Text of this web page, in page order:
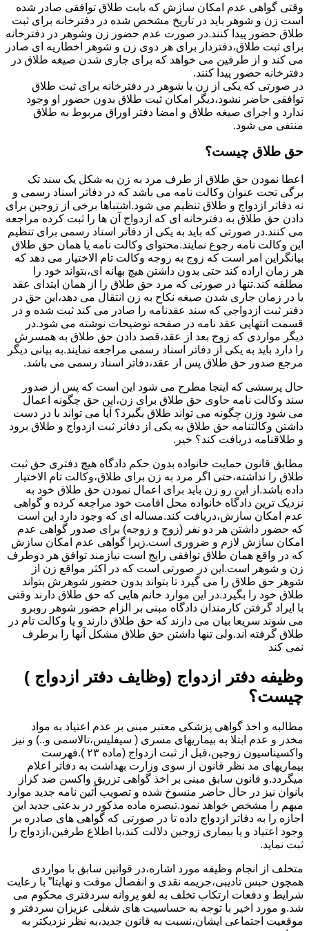
وقتی گواهی عدم امکان سازش که بابت طلاق توافقی صادر شده
است زن و شوهر باید در تاریخ مشخص شده در دفترخانه برای ثبت
طلاق حضور پیدا کنند.در صورت عدم حضور زن وشوهر در دفترخانه
برای ثبت طلاق،دفتردار برای هر دوی زن و شوهر اخطاریه ای صادر
می کند و از طرفین می خواهد که برای جاری شدن صیغه طلاق در
دفترخانه حضور پیدا کنند.
در صورتی که یکی از زن یا شوهر در دفترخانه برای ثبت طلاق
توافقی حاضر نشود،دیگر امکان ثبت طلاق بدون حضور او وجود
ندارد و اجرای صیغه طلاق و امضا دفتر اوراق مربوط به طلاق
منتفی می شود.
حق طلاق چیست؟
اعطا نمودن حق طلاق از طرف مرد به زن به شکل یک سند تک
برگی تحت عنوان وکالت نامه می باشد که در دفاتر اسناد رسمی و
نه دفاتر ازدواج و طلاق تنظیم می شود.اشتباها برخی از زوجین برای
دادن حق طلاق به دفترخانه ای که ازدواج آن ها را ثبت کرده مراجعه
می کنند.در صورتی که باید به یکی از دفاتر اسناد رسمی برای تنظیم
این وکالت نامه رجوع نمایند.محتوای وکالت نامه یا همان حق طلاق
بیانگراین امر است که زوج به زوجه وکالت تام الاختیار می دهد که
هر زمان اراده کند حتی بدون داشتن هیچ بهانه ای،بتواند خود را
مطلقه کند.تنها در صورتی که مرد حق طلاق را از همان ابتدای عقد
یا در زمان جاری شدن صیغه نکاح به زن انتقال می دهد،این حق در
دفتر ثبت ازدواجی که سند عقدنامه را صادر می کند ثبت شده و در
قسمت انتهایی عقد نامه در صفحه توضیحات نوشته می شود.در
دیگر مواردی که زوج بعد از عقد،قصد دادن حق طلاق به همسرش
را دارد باید به یکی از دفاتر اسناد رسمی مراجعه نمایند.به بیانی دیگر
مرجع صدور حق طلاق پس از عقد،دفاتر اسناد رسمی می باشد.
حال پرسشی که اینجا مطرح می شود این است که پس از صدور
سند وکالت نامه حاوی حق طلاق برای زن،این حق چگونه اعمال
می شود وزن چگونه می تواند طلاق بگیرد؟ آیا می تواند با در دست
داشتن وکالتنامه حق طلاق به یکی از دفاتر ثبت ازدواج و طلاق برود
و طلاقنامه دریافت کند؟ خیر.
مطابق قانون حمایت خانواده بدون حکم دادگاه هیچ دفتری حق ثبت
طلاق را نداشته،حتی اگر مرد به زن برای طلاق،وکالت تام الاختیار
داده باشد.از این رو زن باید برای اعمال نمودن حق طلاق خود به
نزدیک ترین دادگاه خانواده محل اقامت خود مراجعه کرده و گواهی
عدم امکان سازش،دریافت کند.مساله ای که وجود دارد این است
که حضور داشتن هر دو نفر (زوج و زوجه) برای صدور گواهی عدم
امکان سازش لازم و ضروری است.زیرا گواهی عدم امکان سازش
که در واقع همان طلاق توافقی رایج است نیازمند توافق هر دوطرف
زن و شوهر است.این در صورتی است که در اکثر مواقع زن از
شوهر حق طلاق را می گیرد تا بتواند بدون حضور شوهرش بتواند
طلاق خود را بگیرد.در این موارد خانم هایی که حق طلاق دارند وقتی
با ایراد گرفتن کارمندان دادگاه مبنی بر الزام حضور شوهر روبرو
می شوند سریعا بیان می دارند که حق طلاق دارند و یا وکالت تام در
طلاق گرفته اند.ولی تنها داشتن حق طلاق مشکل آنها را برطرف
نمی کند
وظیفه دفتر ازدواج (وظایف دفتر ازدواج )
چیست؟
مطالبه و اخذ گواهی پزشکی معتبر مبنی بر عدم اعتیاد به مواد
مخدر و عدم ابتلا به بیماریهای مسری ( سیفلیس،تالاسمی و..) و نیز
واکسیناسیون زوجین،قبل از ثبت ازدواج (ماده ۲۳ ).فهرست
بیماریهای مد نظر قانون از سوی وزارت بهداشت به دفاتر اعلام
میگردد.و قانون سابق مبنی بر اخذ گواهی تزریق واکسن ضد کزاز
بانوان نیز در حال حاضر منسوخ شده و تصویب آئین نامه جدید موارد
مبهم را مشخص خواهد نمود.تبصره ماده مذکور در بدعتی جدید این
اجازه را به دفاتر ازدواج داده تا در صورتی که گواهی های صادره بر
وجود اعتیاد و یا بیماری زوجین دلالت کند،با اطلاع طرفین،ازدواج را
ثبت نماید.
متخلف از انجام وظیفه مورد اشاره،در قوانین سابق با مواردی
همچون حبس تادیبی،جریمه نقدی و انفصال موقت و نهایتا” با رعایت
شرایط و دفعات ارتکاب تخلف به لغو پروانه سردفتری محکوم می
شد.و مورد اخیر با توجه به حساسیت های شغلی عزیزان سردفتر و
موقعیت اجتماعی ایشان،نسبت به قانون جدید،به نظر نزدیکتر به